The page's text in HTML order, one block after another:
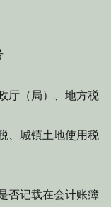
厅（局）、地方税
城镇土地使用税
记载在会计账簿